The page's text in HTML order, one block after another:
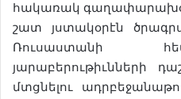
հակառակ
շատ յստակօրէն
Ռուսաստանի
յարաբերութիւնների
մտցնելու